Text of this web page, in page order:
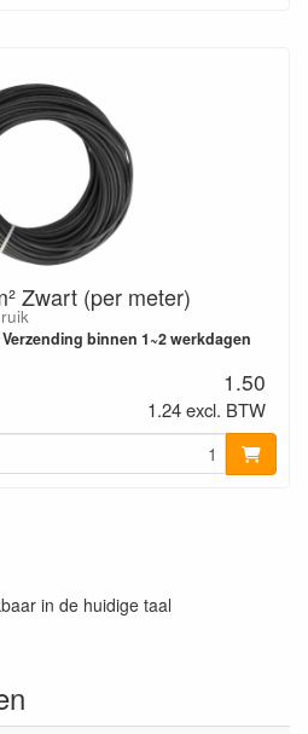
Zwart (per meter)
binnen 1~2 werkdagen
1.50
1.24 excl. BTW
in de huidige taal